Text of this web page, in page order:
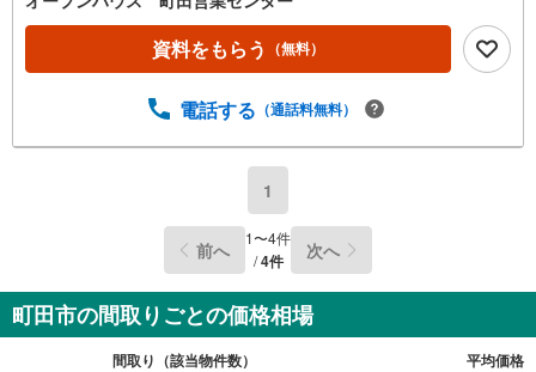
する（無料）」ボタンよりご希望の日時をご記入いただけ
ますとスムーズにご案内が可能です。◎現地のご案内につ
いて・平日や夜遅い時間帯もご案内が可能 ※定休日を除
ます。・車でご自宅や最寄り駅等、ご指定の場所まで送迎
P相談会 無料物件のご紹介だけでなく住宅ローン・資金
のご相談、まずは家探しについて話を聞きたいという方も
大歓迎です！年間8000棟以上の限定物件を発表しているオ
ープンハウスだから出会える物件が多数ございます。ぜひ
お気軽にご連絡・ご相談ください！※限定物件:当社のみ、
ウス・ディベロップメントの物件
資料をもらう （無料）
電話する （通話料無料）
1
前へ 1〜4件
/4件 次へ
町田市の間取りごとの価格相場
間取り（該当物件数） 平均価格